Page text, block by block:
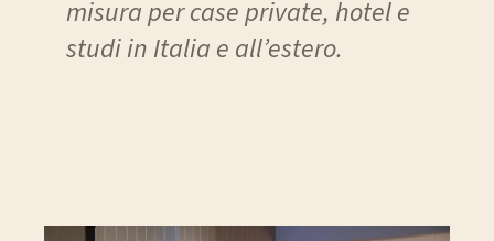
misura per case private, hotel e
studi in Italia e all’estero.